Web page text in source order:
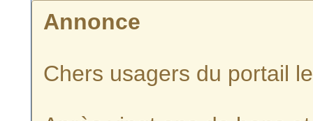
Annonce
Chers usagers du portail